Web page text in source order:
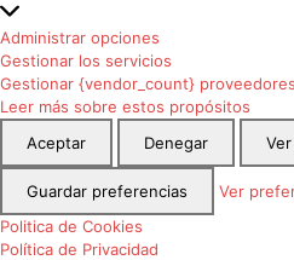
Administrar opciones
Gestionar los servicios
Gestionar {vendor_count} proveedores
Leer más sobre estos propósitos
Aceptar
Denegar
Guardar preferencias
Ver
Politica de Cookies
Política de Privacidad